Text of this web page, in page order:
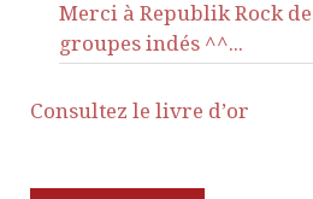
Merci à Republik Rock
groupes indés ^^...
Consultez le livre d’or